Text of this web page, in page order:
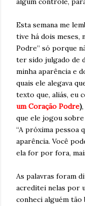
Esta semana me
tive há dois meses,
Podre” só porque
ter sido julgado de
minha aparência e
quais ele alegava
texto que, aliás, eu
um Coração Podre)
que ele jogou
“A próxima pessoa
aparência. Você
ela for por fora,
As palavras foram
acreditei nelas por
conheci alguém